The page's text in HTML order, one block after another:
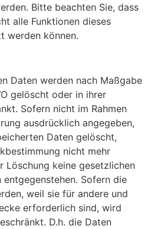
Bitte beachten Sie, dass
alle Funktionen dieses
werden können.
Daten werden nach Maßgabe
gelöscht oder in ihrer
Sofern nicht im Rahmen
ausdrücklich angegeben,
Daten gelöscht,
nicht mehr
Löschung keine gesetzlichen
Sofern die
weil sie für andere und
erforderlich sind, wird
D.h. die Daten